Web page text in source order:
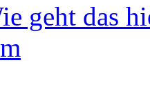
geht das